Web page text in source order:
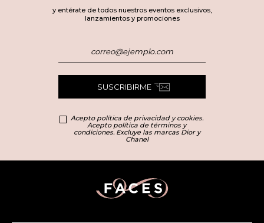
y entérate de todos nuestros eventos exclusivos,
lanzamientos y promociones
SUSCRIBIRME
Acepto política de privacidad y cookies.
Acepto política de términos y
condiciones. Excluye las marcas Dior y
Chanel